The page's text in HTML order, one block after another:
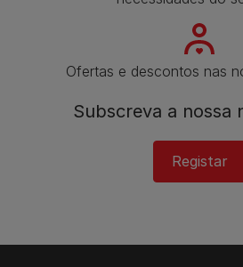
Ofertas e descontos nas
Subscreva a nossa
Registar